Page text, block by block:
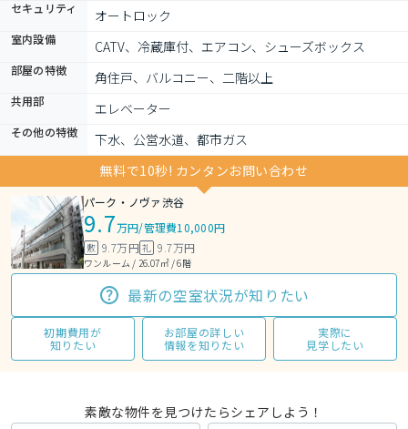
セキュリティ オートロック
室内設備 CATV、冷蔵庫付、エアコン、シューズボックス
部屋の特徴 角住戸、バルコニー、二階以上
共用部 エレベーター
その他の特徴
下水、公営水道、都市ガス
無料で10秒! カンタンお問い合わせ
パーク・ノヴァ渋谷
9.7万円/管理費10,000円
敷 9.7万円礼 9.7万円
ワンルーム / 26.07㎡ / 6階
最新の空室状況が知りたい
初期費用が
知りたい
お部屋の詳しい
情報を知りたい
実際に
見学したい
素敵な物件を見つけたらシェアしよう！